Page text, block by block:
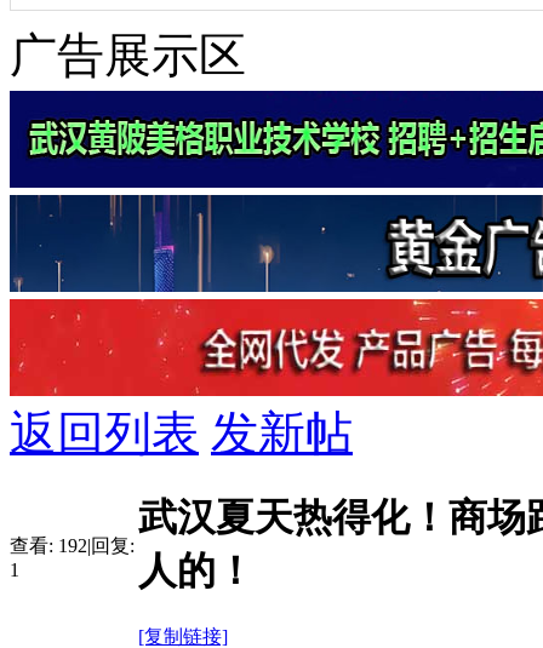
广告展示区
返回列表 发新帖
查看: 192|回复:
1
武汉夏天热得化！商
人的！
[复制链接]